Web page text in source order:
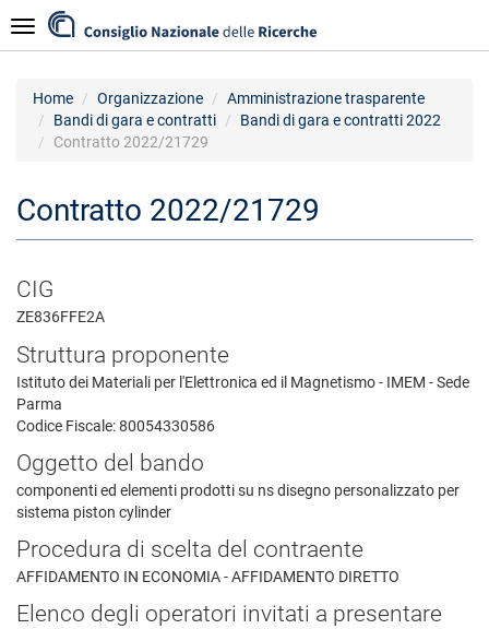
al
contenuto
Navigazione
Home Organizzazione
Amministrazione trasparente
Bandi di gara e contratti
Bandi di gara e contratti 2022
Contratto 2022/21729
Contratto 2022/21729
CIG
ZE836FFE2A
Struttura proponente
Istituto dei Materiali per l'Elettronica ed il Magnetismo - IMEM - Sede
Parma
Codice Fiscale: 80054330586
Oggetto del bando
componenti ed elementi prodotti su ns disegno personalizzato per
sistema piston cylinder
Procedura di scelta del contraente
AFFIDAMENTO IN ECONOMIA - AFFIDAMENTO DIRETTO
Elenco degli operatori invitati a presentare